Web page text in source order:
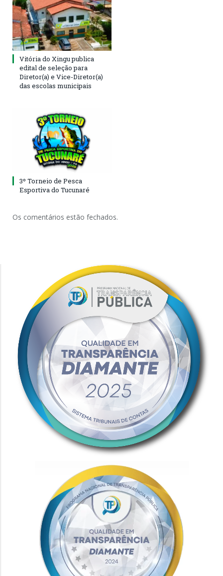
Vitória do Xingu publica
edital de seleção para
Diretor(a) e Vice-Diretor(a)
das escolas municipais
3º Torneio de Pesca
Esportiva do Tucunaré
Os comentários estão fechados.